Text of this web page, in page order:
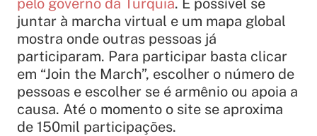
pelo governo da Turquia. É possível se
juntar à marcha virtual e um mapa global
mostra onde outras pessoas já
participaram. Para participar basta clicar
em “Join the March”, escolher o número de
pessoas e escolher se é armênio ou apoia a
causa. Até o momento o site se aproxima
de 150mil participações.